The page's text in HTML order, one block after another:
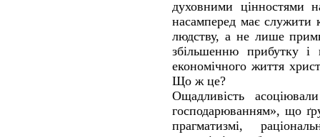
духовними цінностями
насамперед має служити
людству, а не лише
збільшенню прибутку
економічного життя
Що ж це?
Ощадливість
господарюванням», що
прагматизмі,